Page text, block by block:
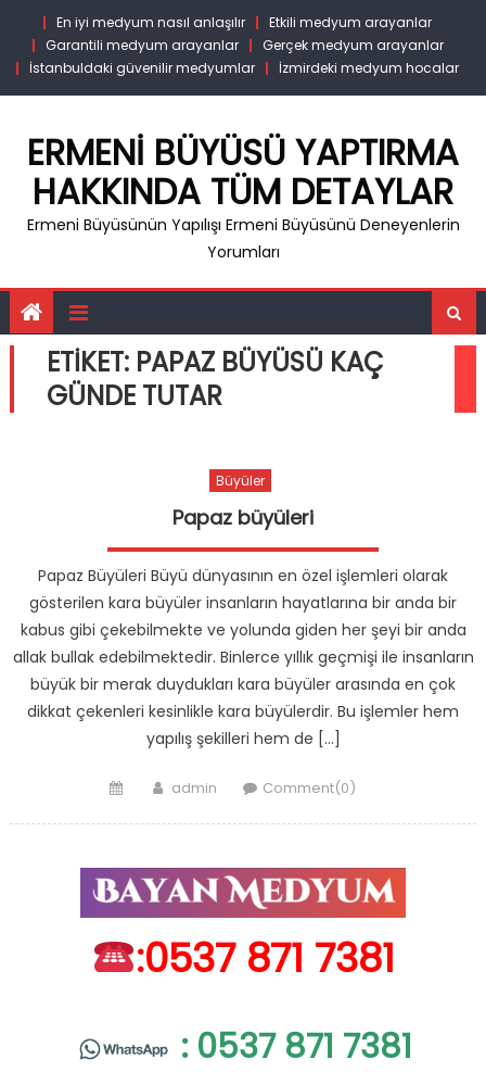
content
En iyi medyum nasıl anlaşılır
Etkili medyum arayanlar
Garantili medyum arayanlar
Gerçek medyum arayanlar
İstanbuldaki güvenilir medyumlar
İzmirdeki medyum hocalar
ERMENI BÜYÜSÜ YAPTIRMA
HAKKINDA TÜM DETAYLAR
Ermeni Büyüsünün Yapılışı Ermeni Büyüsünü Deneyenlerin
Yorumları
ETIKET: PAPAZ BÜYÜSÜ KAÇ
GÜNDE TUTAR
Büyüler
Papaz büyüleri
Papaz Büyüleri Büyü dünyasının en özel işlemleri olarak
gösterilen kara büyüler insanların hayatlarına bir anda bir
kabus gibi çekebilmekte ve yolunda giden her şeyi bir anda
allak bullak edebilmektedir. Binlerce yıllık geçmişi ile insanların
büyük bir merak duydukları kara büyüler arasında en çok
dikkat çekenleri kesinlikle kara büyülerdir. Bu işlemler hem
yapılış şekilleri hem de […]
PostedAuthor
admin Comment(0)
:0537 871 7381
: 0537 871 7381